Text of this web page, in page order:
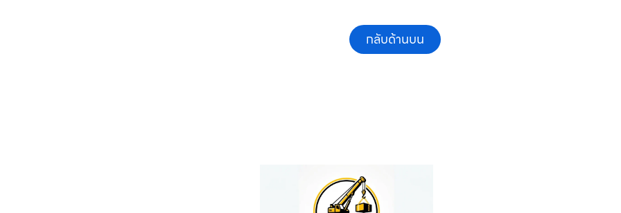
กลับด้านบน